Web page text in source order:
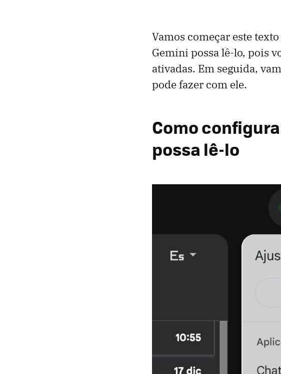
Vamos começar este
Gemini possa lê-lo, pois
ativadas. Em seguida,
pode fazer com ele.
Como
possa lê-lo